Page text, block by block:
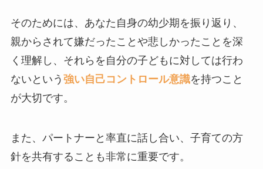
そのためには、あなた自身の幼少期を振り返り、
親からされて嫌だったことや悲しかったことを深
く理解し、それらを自分の子どもに対しては行わ
ないという 強い自己コントロール意識を持つこと
が大切です。
また、パートナーと率直に話し合い、子育ての方
針を共有することも非常に重要です。